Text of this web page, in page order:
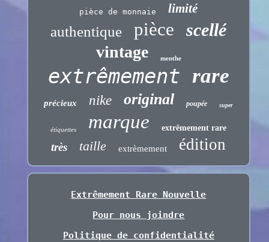
pièce de monnaie
limité
authentique pièce scellé
vintage menthe
extrêmement rare
précieux nike original poupée super
étiquettes marque extrêmement rare
très taille extrèmement édition
Extrêmement Rare Nouvelle
Pour nous joindre
Politique de confidentialité